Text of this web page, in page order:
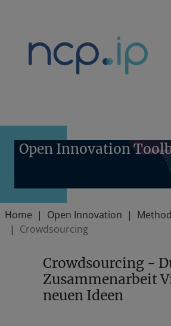
Open Innovation
Home Open Innovation
Crowdsourcing
Crowdsourcing -
Zusammenarbeit
neuen Ideen